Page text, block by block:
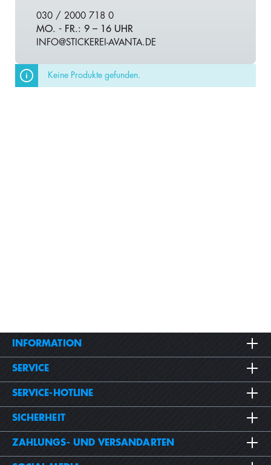
030 / 2000 718 0
MO. - FR.: 9 – 16 UHR
INFO@STICKEREI-AVANTA.DE
Keine Produkte gefunden.
INFORMATION
SERVICE
SERVICE-HOTLINE
SICHERHEIT
ZAHLUNGS- UND VERSANDARTEN